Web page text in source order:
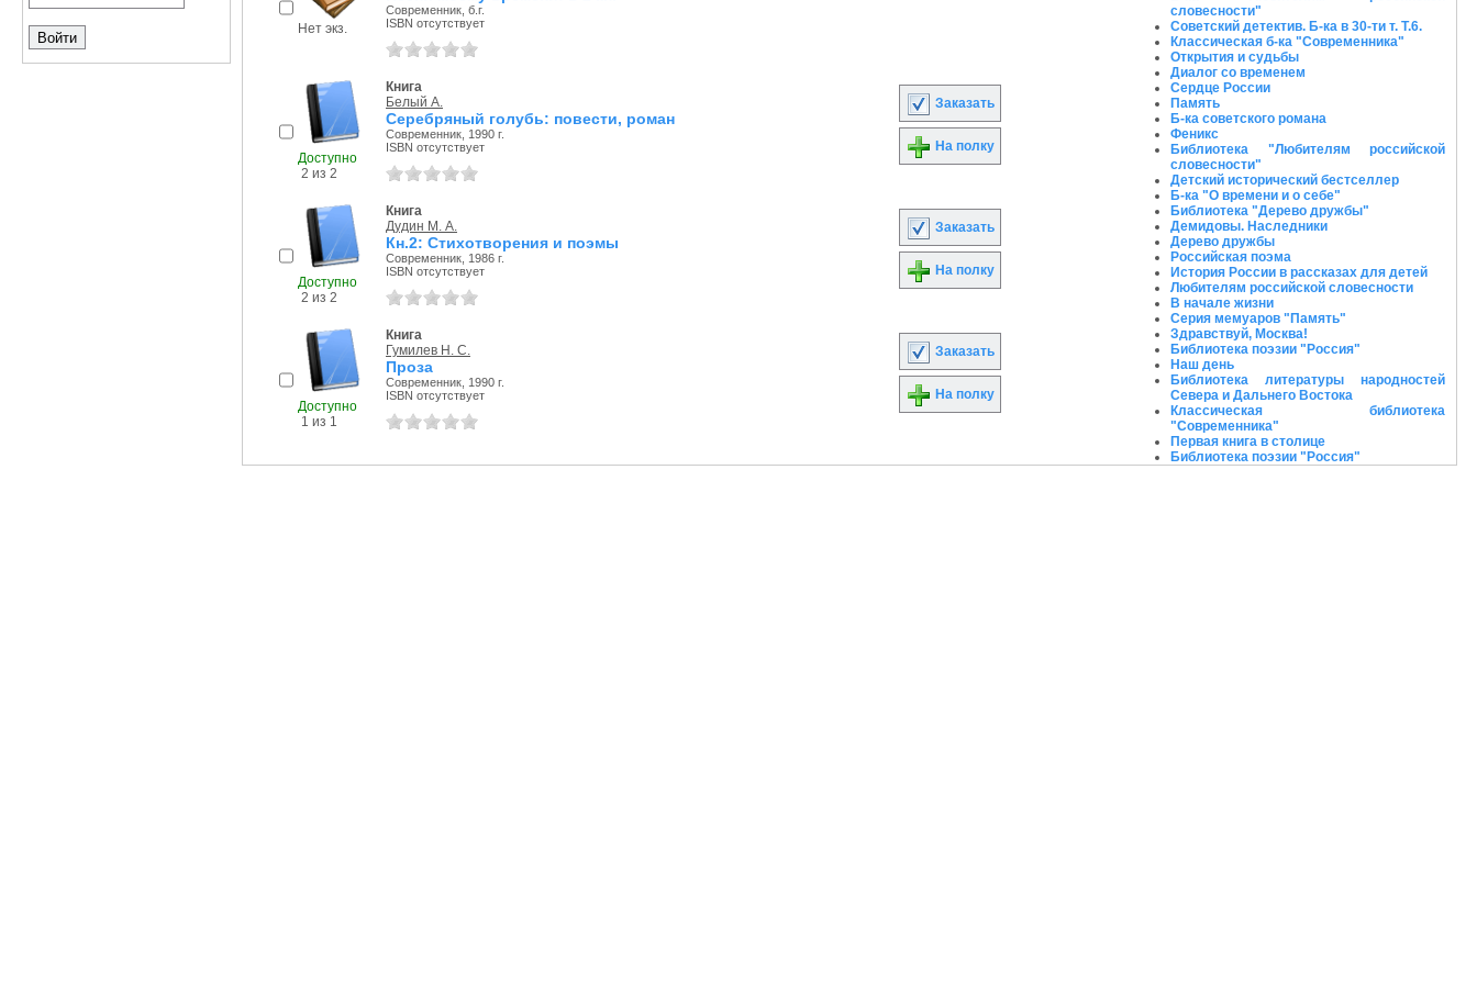
Нет экз.
Современник, б.г.
ISBN отсутствует
Доступно
2 из 2
Книга
Белый А.
Серебряный голубь: повести, роман
Современник, 1990 г.
ISBN отсутствует
Заказать
На полку
Доступно
2 из 2
Книга
Дудин М. А.
Кн.2: Стихотворения и поэмы
Современник, 1986 г.
ISBN отсутствует
Заказать
На полку
Доступно
1 из 1
Книга
Гумилев Н. С.
Проза
Современник, 1990 г.
ISBN отсутствует
Заказать
На полку
словесности"
Советский детектив. Б-ка в 30-ти т. Т.6.
Классическая б-ка "Современника"
Открытия и судьбы
Диалог со временем
Сердце России
Память
Б-ка советского романа
Феникс
Библиотека "Любителям российской
словесности"
Детский исторический бестселлер
Б-ка "О времени и о себе"
Библиотека "Дерево дружбы"
Демидовы. Наследники
Дерево дружбы
Российская поэма
История России в рассказах для детей
Любителям российской словесности
В начале жизни
Серия мемуаров "Память"
Здравствуй, Москва!
Библиотека поэзии "Россия"
Наш день
Библиотека литературы народностей
Севера и Дальнего Востока
Классическая библиотека
"Современника"
Первая книга в столице
Библиотека поэзии "Россия"